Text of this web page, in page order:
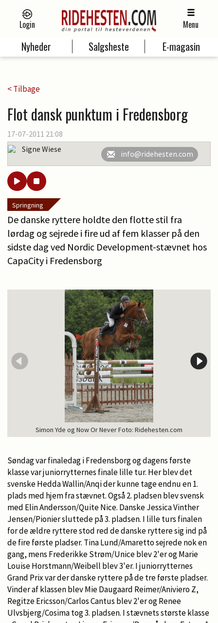
Login Menu
Nyheder Salgsheste E-magasin
< Tilbage
Flot dansk punktum i Fredensborg
17-07-2011 21:08
Signe Wiese
info@ridehesten.com
Springning
De danske ryttere holdte den flotte stil fra
lørdag og sejrede i fire ud af fem klasser på den
sidste dag ved Nordic Development-stævnet hos
CapaCity i Fredensborg
Simon Yde og Now Or Never Foto: Ridehesten.com
Søndag var finaledag i Fredensborg og dagens første
klasse var juniorrytternes finale lille tur. Her blev det
svenske Hedda Wallin/Anqi der kunne tage endnu en 1.
plads med hjem fra stævnet. Også 2. pladsen blev svensk
med Elin Andersson/Quite Nice. Danske Jessica Vinther
Jensen/Pionier sluttede på 3. pladsen. I lille turs finalen
for de ældre ryttere stod red de danske ryttere sig ind på
de fire første pladser. Tina Lund/Amaretto sejrede nok en
gang, mens Frederikke Strøm/Unice blev 2'er og Marie
Louise Horstmann/Weibell blev 3'er. I juniorrytternes
Grand Prix var der danske ryttere på de tre første pladser.
Vinder af klassen blev Mie Daugaard Reimer/Aniviero Z,
Regitze Ericsson/Carlos Cantus blev 2'er og Renee
Ulvsbjerg/Cosima tog 3. pladsen. I stævnets største klasse